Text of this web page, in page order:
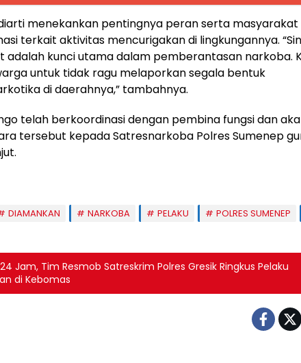
menekankan pentingnya peran serta
terkait aktivitas mencurigakan di lingkungannya.
adalah kunci utama dalam pemberantasan narkoba.
untuk tidak ragu melaporkan segala bentuk
di daerahnya,” tambahnya.
telah berkoordinasi dengan pembina fungsi dan
tersebut kepada Satresnarkoba Polres Sumenep
DIAMANKAN NARKOBA PELAKU POLRES SUMENEP
Jam, Tim Resmob Satreskrim Polres Gresik Ringkus Pelaku
di Kebomas